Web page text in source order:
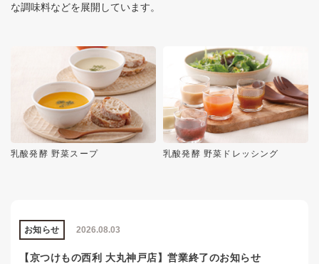
な調味料などを展開しています。
乳酸発酵 野菜スープ 乳酸発酵 野菜ドレッシング
2026.08.03
お知らせ
【京つけもの西利 大丸神戸店】営業終了のお知らせ